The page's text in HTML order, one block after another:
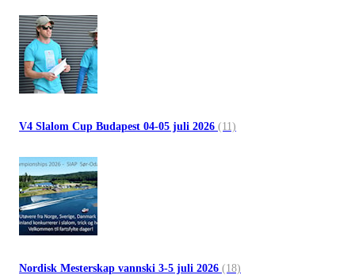
V4 Slalom Cup Budapest 04-05 juli 2026 (11)
Nordisk Mesterskap vannski 3-5 juli 2026 (18)